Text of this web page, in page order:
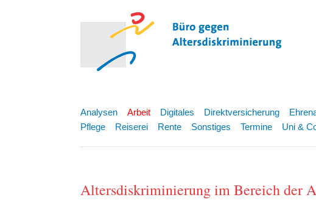
Analysen Arbeit Digitales Direktversicherung
Pflege
Reiserei Rente Sonstiges Termine Uni &
Altersdiskriminierung im Bereich der